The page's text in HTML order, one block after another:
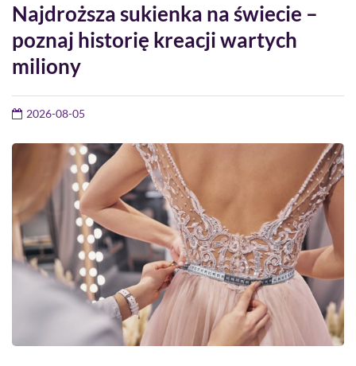
Najdroższa sukienka na świecie –
poznaj historię kreacji wartych
miliony
2026-08-05